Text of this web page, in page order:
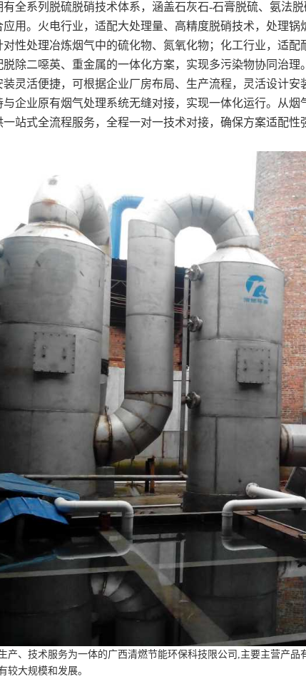
全系列脱硫脱硝技术体系，涵盖石灰石-石膏脱硫、氨法脱
应用。火电行业，适配大处理量、高精度脱硝技术，处理
对性处理冶炼烟气中的硫化物、氮氧化物；化工行业，适
脱除二噁英、重金属的一体化方案，实现多污染物协同治理。
灵活便捷，可根据企业厂房布局、生产流程，灵活设计安
与企业原有烟气处理系统无缝对接，实现一体化运行。从
一站式全流程服务，全程一对一技术对接，确保方案适配性
产、技术服务为一体的广西清燃节能环保科技限公司,主要主营产
较大规模和发展。